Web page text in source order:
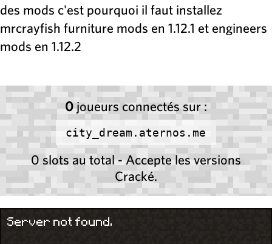
des mods c'est pourquoi il faut installez
mrcrayfish furniture mods en 1.12.1 et engineers
mods en 1.12.2
0 joueurs connectés sur :
city_dream.aternos.me
0 slots au total - Accepte les versions
Cracké.
Server not found.